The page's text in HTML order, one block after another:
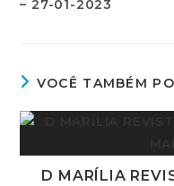
VOCÊ TAMBÉM
D MARÍLIA